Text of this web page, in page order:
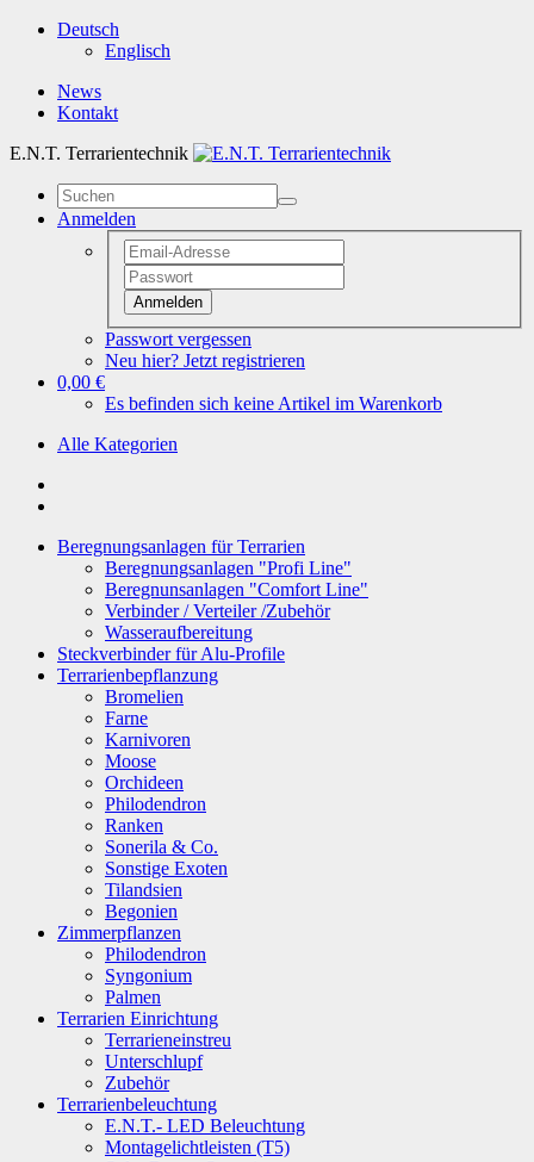
Deutsch
Englisch
News
Kontakt
E.N.T. Terrarientechnik
Anmelden
Anmelden
Passwort vergessen
Neu hier? Jetzt registrieren
0,00 €
Es befinden sich keine Artikel im Warenkorb
Alle Kategorien
Beregnungsanlagen für Terrarien
Beregnungsanlagen "Profi Line"
Beregnunsanlagen "Comfort Line"
Verbinder / Verteiler /Zubehör
Wasseraufbereitung
Steckverbinder für Alu-Profile
Terrarienbepflanzung
Bromelien
Farne
Karnivoren
Moose
Orchideen
Philodendron
Ranken
Sonerila & Co.
Sonstige Exoten
Tilandsien
Begonien
Zimmerpflanzen
Philodendron
Syngonium
Palmen
Terrarien Einrichtung
Terrarieneinstreu
Unterschlupf
Zubehör
Terrarienbeleuchtung
E.N.T.- LED Beleuchtung
Montagelichtleisten (T5)